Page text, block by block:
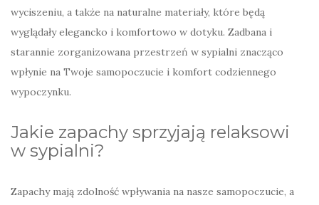
wyciszeniu, a także na naturalne materiały, które będą
wyglądały elegancko i komfortowo w dotyku. Zadbana i
starannie zorganizowana przestrzeń w sypialni znacząco
wpłynie na Twoje samopoczucie i komfort codziennego
wypoczynku.
Jakie zapachy sprzyjają relaksowi
w sypialni?
Zapachy mają zdolność wpływania na nasze samopoczucie, a